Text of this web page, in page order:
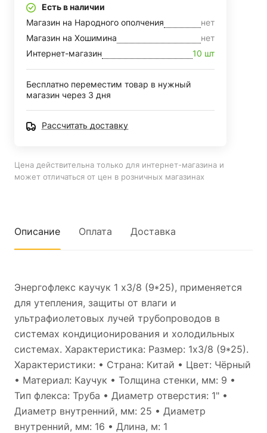
Есть в наличии
Магазин на Народного ополчения
нет
Магазин на Хошимина
нет
Интернет-магазин
10 шт
Бесплатно переместим товар в нужный
магазин через 3 дня
Рассчитать доставку
Цена действительна только для интернет-магазина и
может отличаться от цен в розничных магазинах
Описание Оплата Доставка
Энергофлекс каучук 1 x3/8 (9*25), применяется
для утепления, защиты от влаги и
ультрафиолетовых лучей трубопроводов в
системах кондиционирования и холодильных
системах. Характеристика: Размер: 1x3/8 (9*25).
Характеристики: • Страна: Китай • Цвет: Чёрный
• Материал: Каучук • Толщина стенки, мм: 9 •
Тип флекса: Труба • Диаметр отверстия: 1" •
Диаметр внутренний, мм: 25 • Диаметр
внутренний, мм: 16 • Длина, м: 1